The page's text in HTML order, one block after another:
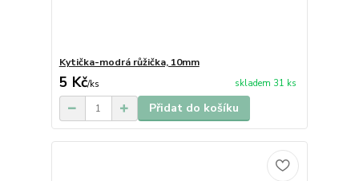
Kytička-modrá růžička, 10mm
5 Kč/ks skladem 31 ks
Přidat do košíku